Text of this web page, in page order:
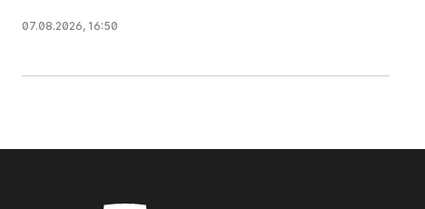
07.08.2026, 16:50